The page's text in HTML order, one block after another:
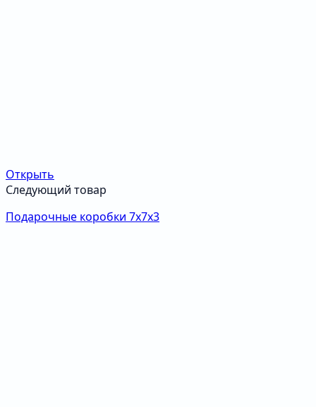
Открыть
Следующий товар
Подарочные коробки 7х7х3